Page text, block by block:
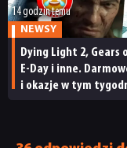
14 godzin temu
NEWSY
Dying Light 2, Gears
E-Day i inne.
i okazje w tym